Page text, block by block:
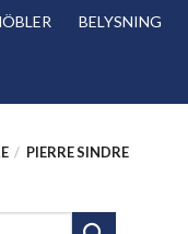
BELYSNING
/ PIERRE SINDRE